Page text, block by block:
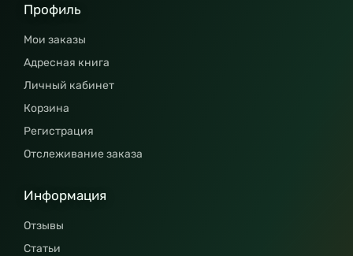
Профиль
Мои заказы
Адресная книга
Личный кабинет
Корзина
Регистрация
Отслеживание заказа
Информация
Отзывы
Статьи